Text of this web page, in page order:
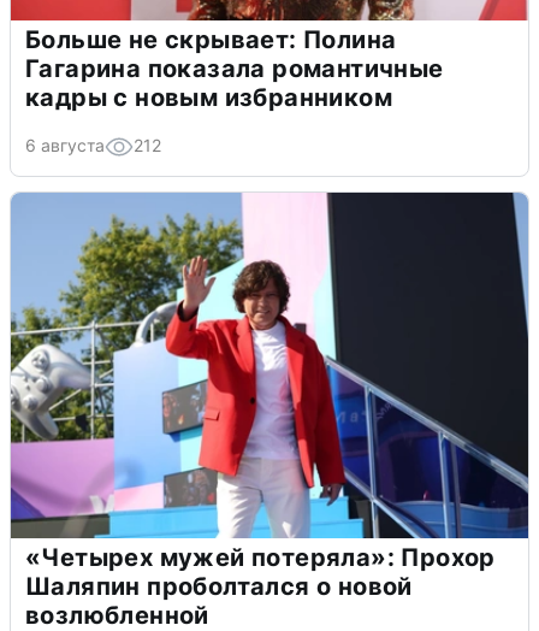
Больше не скрывает: Полина
Гагарина показала романтичные
кадры с новым избранником
6 августа 212
«Четырех мужей потеряла»: Прохор
Шаляпин проболтался о новой
возлюбленной